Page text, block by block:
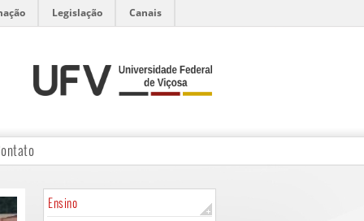
Legislação Canais
Ensino